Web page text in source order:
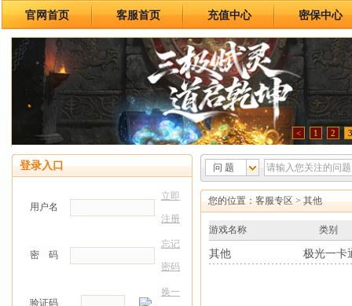
官网首页 客服首页 充值中心 密保中心
< 1 2 3
登录入口
用户名
立即
注册
密 码
忘记
密码
验证码
换一
问 题
您的位置： 客服专区 > 其他
游戏名称 类别
其他 极光一卡